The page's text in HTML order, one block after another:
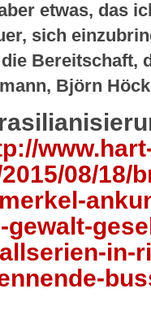
etwas, das
sich
Bereitschaft,
Björn
08/18/
in-